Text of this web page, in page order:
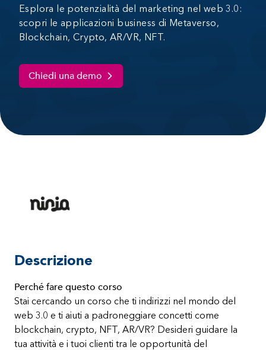
Esplora le potenzialità del marketing nel web 3.0:
scopri le applicazioni business di Metaverso,
Blockchain, Crypto, AR/VR, NFT.
Chiedi una demo
Descrizione
Perché fare questo corso
Stai cercando un corso che ti indirizzi nel mondo del
web 3.0 e ti aiuti a padroneggiare concetti come
blockchain, crypto, NFT, AR/VR? Desideri guidare la
tua attività e i tuoi clienti tra le opportunità del